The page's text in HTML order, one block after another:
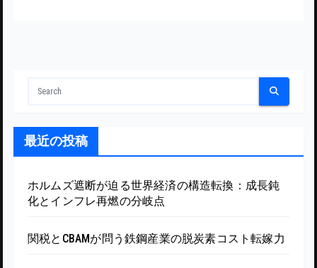
最近の投稿
ホルムズ遮断が迫る世界経済の構造転換：成長鈍
化とインフレ再燃の分岐点
関税とCBAMが問う鉄鋼産業の脱炭素コスト転嫁力